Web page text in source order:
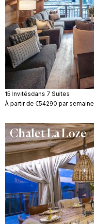
15 Invitésdans 7 Suites
À partir de €54290 par semaine
Chalet La Loze